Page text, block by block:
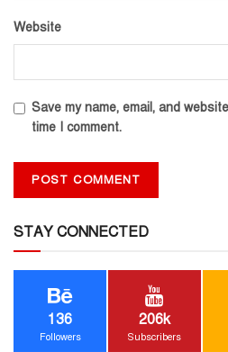
Website
Save my name, email, and
time I comment.
STAY CONNECTED
136
Followers
206k
Subscribers